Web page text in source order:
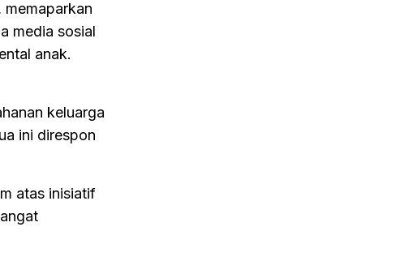
media sosial
anak.
keluarga
ini direspon
atas inisiatif